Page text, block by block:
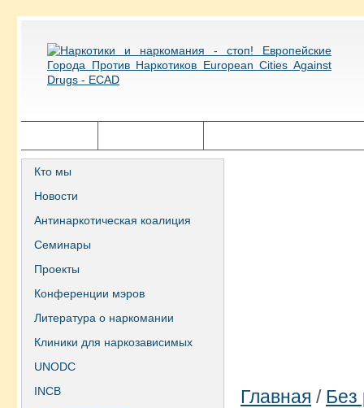
Кто мы
Новости
Антинаркотическая коалиция
Семинары
Проекты
Конференции мэров
Литература о наркомании
Клиники для наркозависимых
UNODC
INCB
Главная / Без